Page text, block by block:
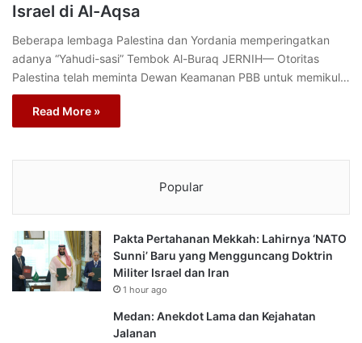
Israel di Al-Aqsa
Beberapa lembaga Palestina dan Yordania memperingatkan
adanya “Yahudi-sasi” Tembok Al-Buraq JERNIH— Otoritas
Palestina telah meminta Dewan Keamanan PBB untuk memikul…
Read More »
Popular
Pakta Pertahanan Mekkah: Lahirnya ‘NATO
Sunni’ Baru yang Mengguncang Doktrin
Militer Israel dan Iran
1 hour ago
Medan: Anekdot Lama dan Kejahatan
Jalanan